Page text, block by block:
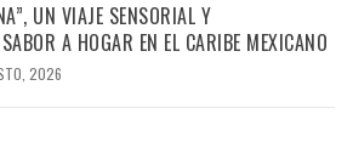
UN VIAJE SENSORIAL Y
A HOGAR EN EL CARIBE MEXICANO
2026